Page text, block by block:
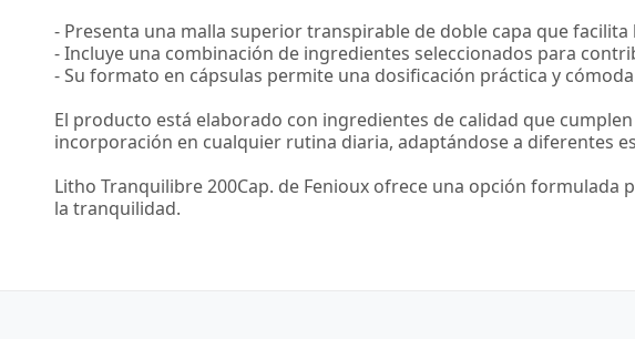
- Presenta una malla superior transpirable de doble capa que
- Incluye una combinación de ingredientes seleccionados para
- Su formato en cápsulas permite una dosificación práctica y
El producto está elaborado con ingredientes de calidad que
incorporación en cualquier rutina diaria, adaptándose a diferentes
Litho Tranquilibre 200Cap. de Fenioux ofrece una opción
la tranquilidad.